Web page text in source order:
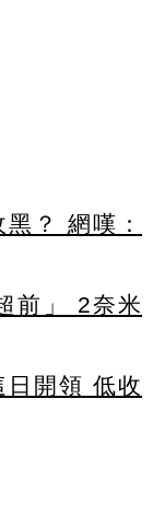
？ 網嘆：
前」 2奈米
日開領 低收